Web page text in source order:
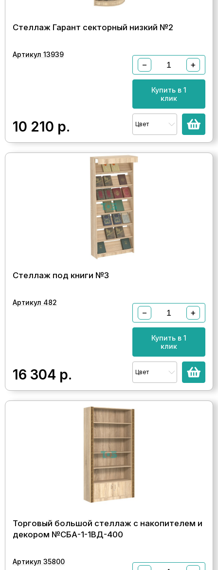
Стеллаж Гарант секторный низкий №2
Артикул 13939
10 210 р.
− +
Купить в 1
клик
Цвет
Стеллаж под книги №3
Артикул 482
16 304 р.
− +
Купить в 1
клик
Цвет
Торговый большой стеллаж с накопителем и
декором №СБА-1-1ВД-400
Артикул 35800